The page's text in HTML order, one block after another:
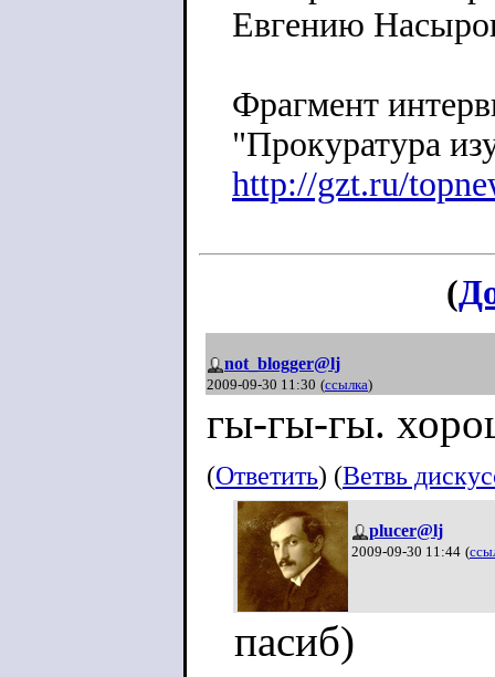
Евгению
Фрагмент
"Прокуратура
http://gzt.ru/
(
not_blogger@lj
2009-09-30 11:30 (ссылка)
гы-гы-гы.
(Ответить) (Ветвь
plucer@lj
2009-09-30 11:44 (
пасиб)